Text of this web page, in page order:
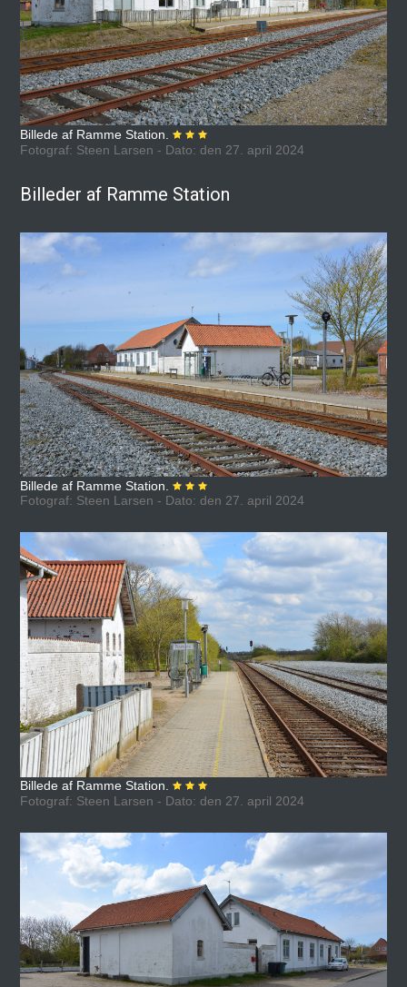
Billede af Ramme Station.
Fotograf: Steen Larsen - Dato: den 27. april 2024
Billeder af Ramme Station
Billede af Ramme Station.
Fotograf: Steen Larsen - Dato: den 27. april 2024
Billede af Ramme Station.
Fotograf: Steen Larsen - Dato: den 27. april 2024